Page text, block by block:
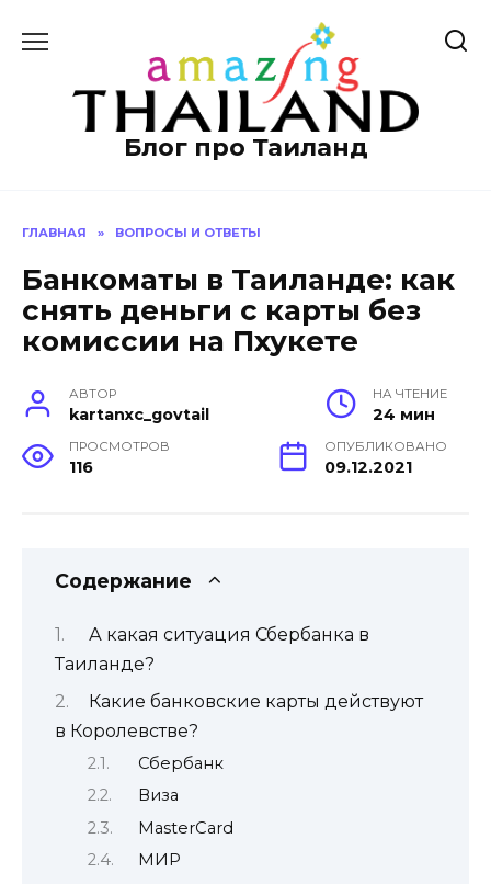
Блог про Таиланд
ГЛАВНАЯ » ВОПРОСЫ И ОТВЕТЫ
Банкоматы в Таиланде: как
снять деньги с карты без
комиссии на Пхукете
АВТОР
kartanxc_govtail
НА ЧТЕНИЕ
24 мин
ПРОСМОТРОВ
116
ОПУБЛИКОВАНО
09.12.2021
Содержание
А какая ситуация Сбербанка в
Таиланде?
Какие банковские карты действуют
в Королевстве?
Сбербанк
Виза
MasterCard
МИР